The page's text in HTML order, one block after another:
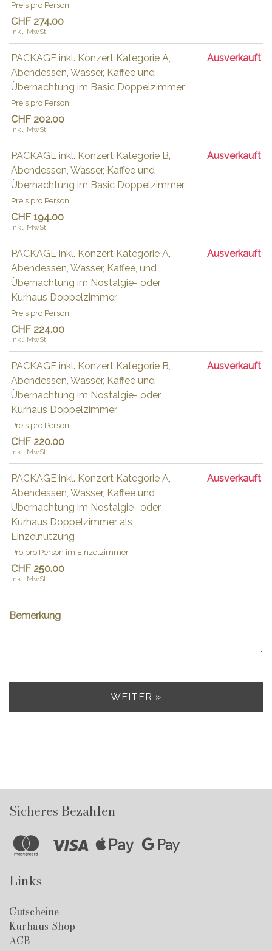
Preis pro Person
CHF 274.00
inkl. MwSt.
PACKAGE inkl. Konzert Kategorie A,
Abendessen, Wasser, Kaffee und
Übernachtung im Basic Doppelzimmer
Preis pro Person
CHF 202.00
inkl. MwSt.
Ausverkauft
PACKAGE inkl. Konzert Kategorie B,
Abendessen, Wasser, Kaffee und
Übernachtung im Basic Doppelzimmer
Preis pro Person
CHF 194.00
inkl. MwSt.
Ausverkauft
PACKAGE inkl. Konzert Kategorie A,
Abendessen, Wasser, Kaffee, und
Übernachtung im Nostalgie- oder
Kurhaus Doppelzimmer
Preis pro Person
CHF 224.00
inkl. MwSt.
Ausverkauft
PACKAGE inkl. Konzert Kategorie B,
Abendessen, Wasser, Kaffee und
Übernachtung im Nostalgie- oder
Kurhaus Doppelzimmer
Preis pro Person
CHF 220.00
inkl. MwSt.
Ausverkauft
PACKAGE inkl. Konzert Kategorie A,
Abendessen, Wasser, Kaffee und
Übernachtung im Nostalgie- oder
Kurhaus Doppelzimmer als
Einzelnutzung
Pro pro Person im Einzelzimmer
CHF 250.00
inkl. MwSt.
Ausverkauft
Bemerkung
WEITER »
Sicheres Bezahlen
Links
Gutscheine
Kurhaus-Shop
AGB